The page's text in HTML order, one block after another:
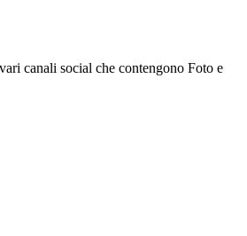
canali social che contengono Foto e